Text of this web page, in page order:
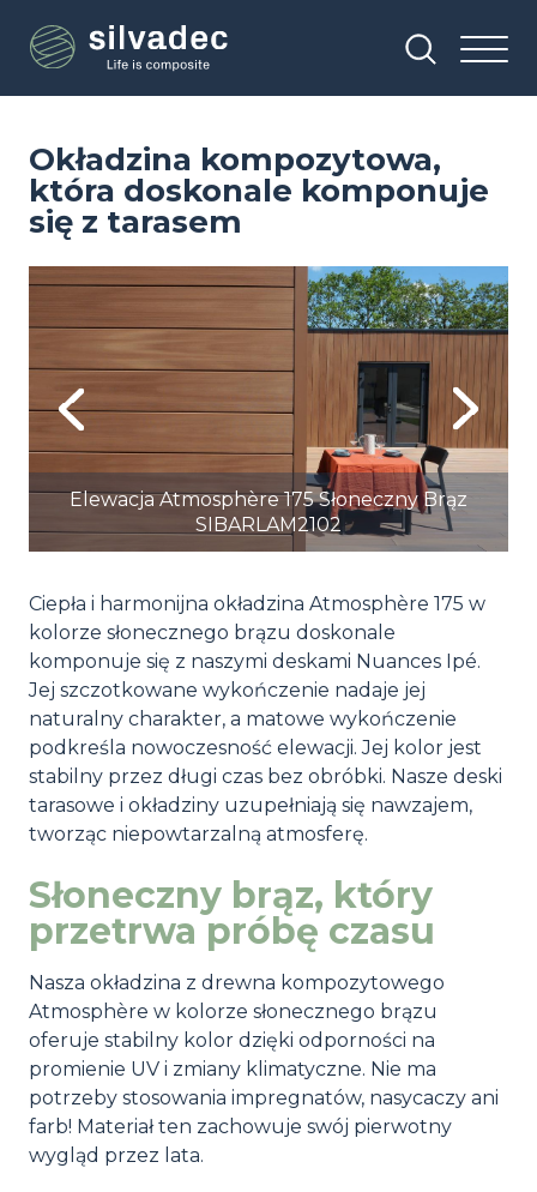
treści
Okładzina kompozytowa,
która doskonale komponuje
się z tarasem
Previous
Image
Elewacja Atmosphère 175 Słoneczny Brąz
SIBARLAM2102
Next
Ciepła i harmonijna okładzina Atmosphère 175 w
kolorze słonecznego brązu doskonale
komponuje się z naszymi deskami Nuances Ipé.
Jej szczotkowane wykończenie nadaje jej
naturalny charakter, a matowe wykończenie
podkreśla nowoczesność elewacji. Jej kolor jest
stabilny przez długi czas bez obróbki. Nasze deski
tarasowe i okładziny uzupełniają się nawzajem,
tworząc niepowtarzalną atmosferę.
Słoneczny brąz, który
przetrwa próbę czasu
Nasza okładzina z drewna kompozytowego
Atmosphère w kolorze słonecznego brązu
oferuje stabilny kolor dzięki odporności na
promienie UV i zmiany klimatyczne. Nie ma
potrzeby stosowania impregnatów, nasycaczy ani
farb! Materiał ten zachowuje swój pierwotny
wygląd przez lata.